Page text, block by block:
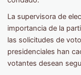
La supervisora de
importancia de la
las solicitudes de
presidenciales han
votantes desean